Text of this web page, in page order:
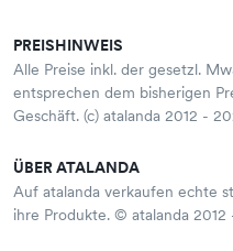
PREISHINWEIS
Alle Preise inkl. der gesetzl.
entsprechen dem bisherigen
Geschäft. (c) atalanda 2012 -
ÜBER ATALANDA
Auf atalanda verkaufen echte
ihre Produkte. © atalanda 2012